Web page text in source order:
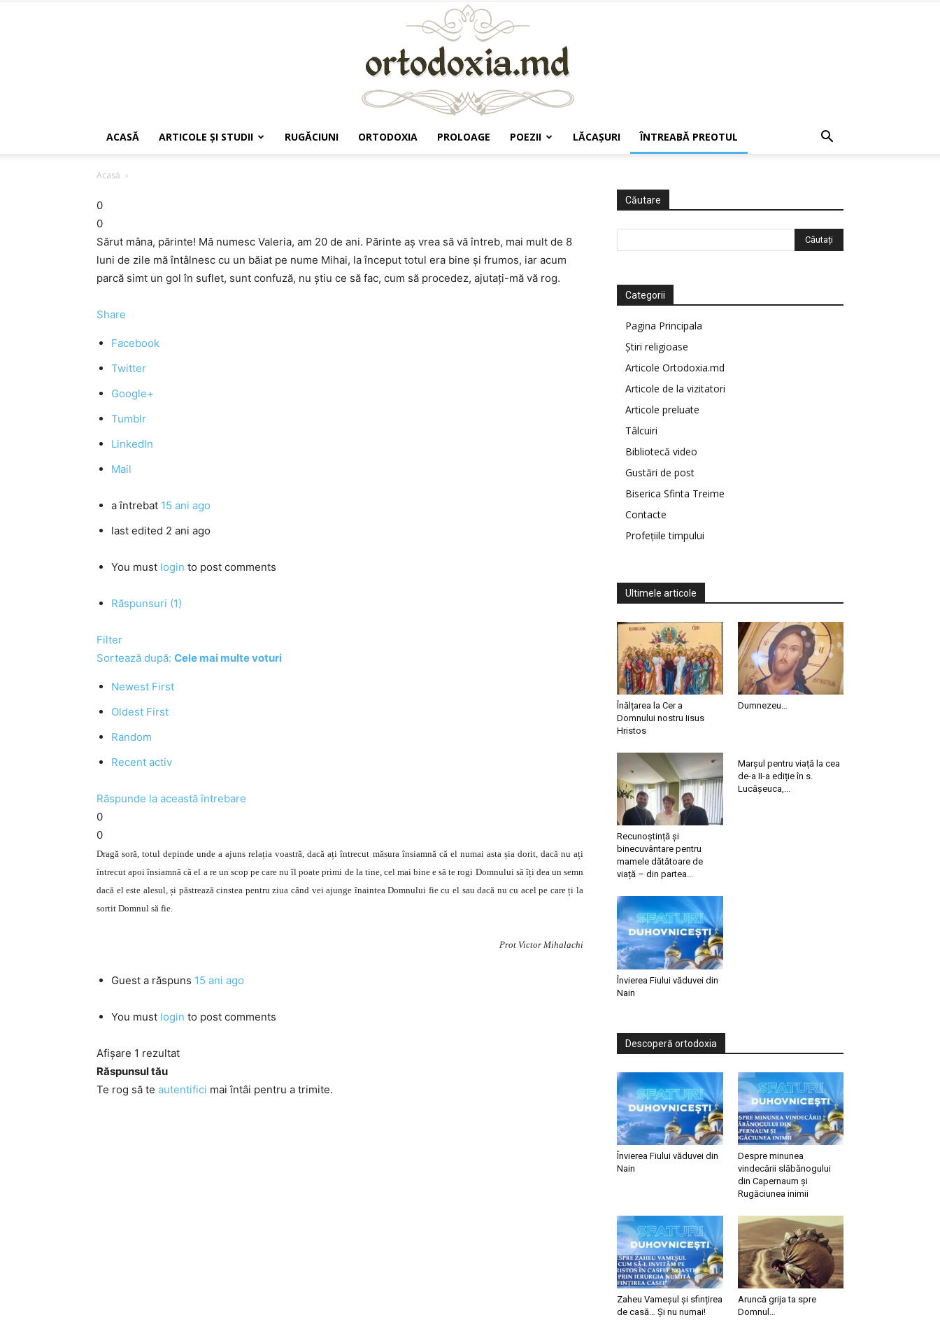
ACASĂ ARTICOLE ŞI STUDII RUGĂCIUNI ORTODOXIA PROLOAGE POEZII LĂCAŞURI ÎNTREABĂ PREOTUL
Acasă
0
0
Sărut mâna, părinte! Mă numesc Valeria, am 20 de ani. Părinte aş vrea să vă întreb, mai mult de 8
luni de zile mă întâlnesc cu un băiat pe nume Mihai, la început totul era bine şi frumos, iar acum
parcă simt un gol în suflet, sunt confuză, nu ştiu ce să fac, cum să procedez, ajutaţi-mă vă rog.
Share
Facebook
Twitter
Google+
Tumblr
LinkedIn
Mail
a întrebat 15 ani ago
last edited 2 ani ago
You must login to post comments
Răspunsuri (1)
Filter
Sortează după: Cele mai multe voturi
Newest First
Oldest First
Random
Recent activ
Răspunde la această întrebare
0
0
Dragă soră, totul depinde unde a ajuns relația voastră, dacă ați întrecut măsura însiamnă că el numai asta șia dorit, dacă nu ați
întrecut apoi însiamnă că el a re un scop pe care nu îl poate primi de la tine, cel mai bine e să te rogi Domnului să îți dea un semn
dacă el este alesul, și păstrează cinstea pentru ziua când vei ajunge înaintea Domnului fie cu el sau dacă nu cu acel pe care ți la
sortit Domnul să fie.
Prot Victor Mihalachi
Guest a răspuns 15 ani ago
You must login to post comments
Afișare 1 rezultat
Răspunsul tău
Te rog să te autentifici mai întâi pentru a trimite.
Căutare
Categorii
Pagina Principala
Știri religioase
Articole Ortodoxia.md
Articole de la vizitatori
Articole preluate
Tâlcuiri
Bibliotecă video
Gustări de post
Biserica Sfinta Treime
Contacte
Profețiile timpului
Ultimele articole
Înălțarea la Cer a
Domnului nostru Iisus
Hristos
Dumnezeu…
Recunoștință și
binecuvântare pentru
mamele dătătoare de
viață – din partea...
Marșul pentru viață la cea
de-a II-a ediție în s.
Lucășeuca,...
Învierea Fiului văduvei din
Nain
Descoperă ortodoxia
Învierea Fiului văduvei din
Nain
Despre minunea
vindecării slăbănogului
din Capernaum și
Rugăciunea inimii
Zaheu Vameșul și sfințirea
de casă… Și nu numai!
Aruncă grija ta spre
Domnul…